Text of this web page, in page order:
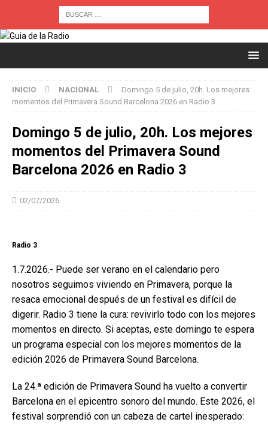
INICIO NACIONAL
Domingo 5 de julio, 20h. Los mejores
momentos del Primavera Sound Barcelona 2026 en Radio 3
Domingo 5 de julio, 20h. Los mejores
momentos del Primavera Sound
Barcelona 2026 en Radio 3
02/07/2026
Radio 3
1.7.2026.- Puede ser verano en el calendario pero
nosotros seguimos viviendo en Primavera, porque la
resaca emocional después de un festival es difícil de
digerir. Radio 3 tiene la cura: revivirlo todo con los mejores
momentos en directo. Si aceptas, este domingo te espera
un programa especial con los mejores momentos de la
edición 2026 de Primavera Sound Barcelona.
La 24.ª edición de Primavera Sound ha vuelto a convertir
Barcelona en el epicentro sonoro del mundo. Este 2026, el
festival sorprendió con un cabeza de cartel inesperado: